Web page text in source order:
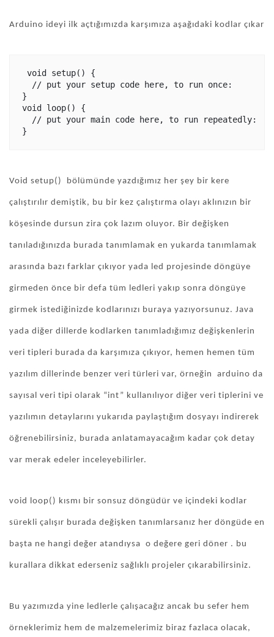
Arduino ideyi ilk açtığımızda karşımıza aşağıdaki kodlar çıkar
void setup() {
  // put your setup code here, to run once:
}
void loop() {
  // put your main code here, to run repeatedly:
Void setup() bölümünde yazdığımız her şey bir kere
çalıştırılır demiştik, bu bir kez çalıştırma olayı aklınızın bir
köşesinde dursun zira çok lazım oluyor. Bir değişken
tanıladığınızda burada tanımlamak en yukarda tanımlamak
arasında bazı farklar çıkıyor yada led projesinde döngüye
girmeden önce bir defa tüm ledleri yakıp sonra döngüye
girmek istediğinizde kodlarınızı buraya yazıyorsunuz. Java
yada diğer dillerde kodlarken tanımladığımız değişkenlerin
veri tipleri burada da karşımıza çıkıyor, hemen hemen tüm
yazılım dillerinde benzer veri türleri var, örneğin arduino da
sayısal veri tipi olarak “int” kullanılıyor diğer veri tiplerini ve
yazılımın detaylarını yukarıda paylaştığım dosyayı indirerek
öğrenebilirsiniz, burada anlatamayacağım kadar çok detay
var merak edeler inceleyebilirler.
void loop() kısmı bir sonsuz döngüdür ve içindeki kodlar
sürekli çalışır burada değişken tanımlarsanız her döngüde en
başta ne hangi değer atandıysa o değere geri döner . bu
kurallara dikkat ederseniz sağlıklı projeler çıkarabilirsiniz.
Bu yazımızda yine ledlerle çalışacağız ancak bu sefer hem
örneklerimiz hem de malzemelerimiz biraz fazlaca olacak,